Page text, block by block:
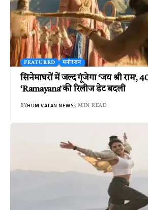
FEATURED मनोरंजन
सिनेमाघरों में जल्द गूंजेगा ‘जय श्री राम’,
‘Ramayana’ की रिलीज डेट बदली
BYHUM VATAN NEWS3 MIN READ